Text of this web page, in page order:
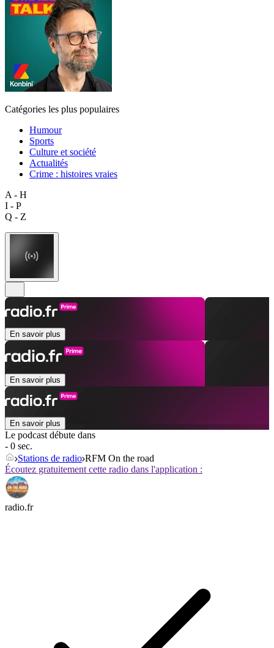
Catégories les plus populaires
Humour
Sports
Culture et société
Actualités
Crime : histoires vraies
A - H
I - P
Q - Z
En savoir plus
En savoir plus
En savoir plus
Le podcast débute dans
- 0 sec.
Stations de radio RFM On the road
Écoutez gratuitement cette radio dans l'application :
radio.fr